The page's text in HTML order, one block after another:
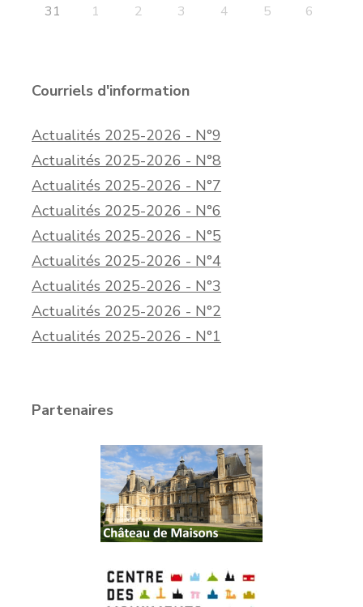
31 1 2 3 4 5 6
Courriels d'information
Actualités 2025-2026 - N°9
Actualités 2025-2026 - N°8
Actualités 2025-2026 - N°7
Actualités 2025-2026 - N°6
Actualités 2025-2026 - N°5
Actualités 2025-2026 - N°4
Actualités 2025-2026 - N°3
Actualités 2025-2026 - N°2
Actualités 2025-2026 - N°1
Partenaires